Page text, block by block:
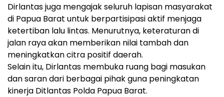
Dirlantas juga mengajak seluruh lapisan masyarakat
di Papua Barat untuk berpartisipasi aktif menjaga
ketertiban lalu lintas. Menurutnya, keteraturan di
jalan raya akan memberikan nilai tambah dan
meningkatkan citra positif daerah.
Selain itu, Dirlantas membuka ruang bagi masukan
dan saran dari berbagai pihak guna peningkatan
kinerja Ditlantas Polda Papua Barat.